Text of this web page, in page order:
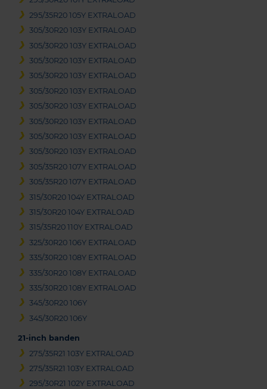
295/35R20 105Y EXTRALOAD
305/30R20 103Y EXTRALOAD
305/30R20 103Y EXTRALOAD
305/30R20 103Y EXTRALOAD
305/30R20 103Y EXTRALOAD
305/30R20 103Y EXTRALOAD
305/30R20 103Y EXTRALOAD
305/30R20 103Y EXTRALOAD
305/30R20 103Y EXTRALOAD
305/30R20 103Y EXTRALOAD
305/35R20 107Y EXTRALOAD
305/35R20 107Y EXTRALOAD
315/30R20 104Y EXTRALOAD
315/30R20 104Y EXTRALOAD
315/35R20 110Y EXTRALOAD
325/30R20 106Y EXTRALOAD
335/30R20 108Y EXTRALOAD
335/30R20 108Y EXTRALOAD
335/30R20 108Y EXTRALOAD
345/30R20 106Y
345/30R20 106Y
21-inch banden
275/35R21 103Y EXTRALOAD
275/35R21 103Y EXTRALOAD
295/30R21 102Y EXTRALOAD